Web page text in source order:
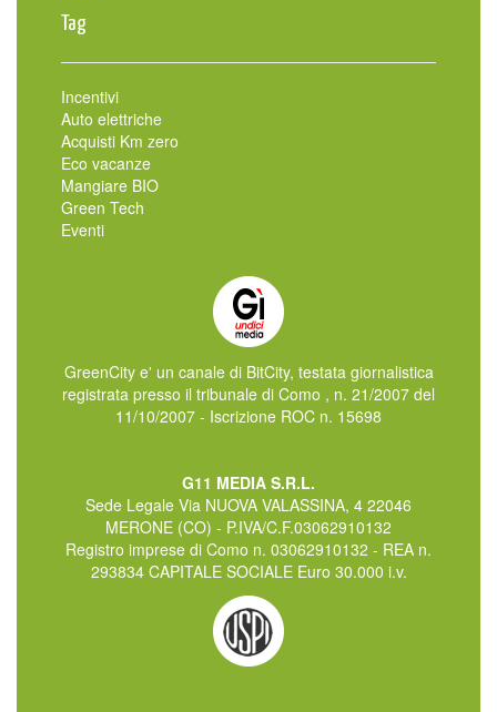
Tag
Incentivi
Auto elettriche
Acquisti Km zero
Eco vacanze
Mangiare BIO
Green Tech
Eventi
GreenCity e' un canale di BitCity, testata giornalistica
registrata presso il tribunale di Como , n. 21/2007 del
11/10/2007 - Iscrizione ROC n. 15698
G11 MEDIA S.R.L.
Sede Legale Via NUOVA VALASSINA, 4 22046
MERONE (CO) - P.IVA/C.F.03062910132
Registro imprese di Como n. 03062910132 - REA n.
293834 CAPITALE SOCIALE Euro 30.000 i.v.